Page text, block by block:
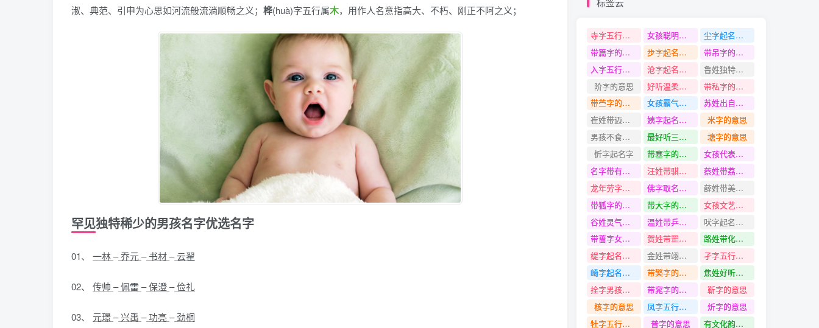
淑、典范、引申为心思如河流般流淌顺畅之义； 桦(huà)字五行属木，用作人名意指高大、不朽、刚正不阿之义；
罕见独特稀少的男孩名字优选名字
01、 一林–乔元–书材–云翟
02、 传帅 –佩雷 –保澄–俭礼
03、 元璟–兴禹 –功亮 –劲桐
寺字五行是什么 女孩聪明上进的名字
尘字起名寓意
带篇字的名字
步字起名寓意
带吊字的名字
入字五行是什么
沧字起名寓意
鲁姓独特又洋气的名字
阶字的意思
好听温柔古风的女孩名字
带私字的名字
带苎字的名字
女孩霸气有底蕴的名字
苏姓出自古文的名字
崔姓带迈字名字
姨字起名寓意
米字的意思
男孩不食人间烟火的名字
最好听三个字的女孩名字
塘字的意思
忻字起名字
带塞字的名字
女孩代表品质的名字
名字带有悌字的
汪姓带骐字名字
蔡姓带荔字名字
龙年劳字五行、寓意、含义是什么
佛字取名的寓意好吗
薛姓带美字名字
带狐字的名字
带大字的名字
女孩文艺十足的名字
谷姓灵气十足的名字
温姓带乒字名字
吠字起名寓意
带蔷字女孩名字
贺姓带罡字名字
路姓带化字名字
缇字起名寓意
金姓带翊字名字
孑字五行是什么
崎字起名寓意
带檠字的名字
焦姓好听温柔古风的名字
拴字男孩名字大全
带窕字的名字
靳字的意思
核字的意思
凤字五行是什么
炘字的意思
牡字五行是什么
普字的意思
有文化韵味的女孩名字